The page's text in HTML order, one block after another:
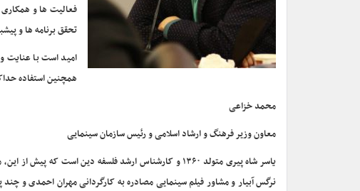
فعالیت ها و همکاری
تحقق برنامه ها و
امید است با عنایت
همچنین استفاده
محمد خزاعی
معاون وزیر فرهنگ و ارشاد اسلامی و رئیس سازمان سینمایی
یاسر شاه پیری متولد ۱۳۶۰ و کارشناس ارشد فلسفه دین